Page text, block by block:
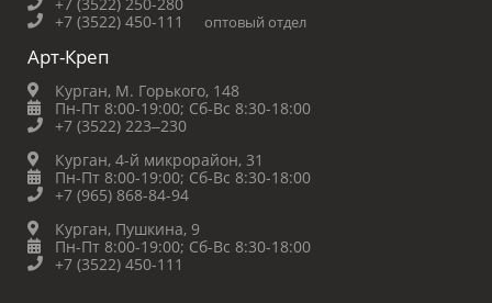
+7 (3522) 450-111
оптовый отдел
Арт-Креп
Курган, М. Горького, 148
Пн-Пт 8:00-19:00; Сб-Вс 8:30-18:00
+7 (3522) 223‒230
Курган, 4-й микрорайон, 31
Пн-Пт 8:00-19:00; Сб-Вс 8:30-18:00
+7 (965) 868-84-94
Курган, Пушкина, 9
Пн-Пт 8:00-19:00; Сб-Вс 8:30-18:00
+7 (3522) 450-111